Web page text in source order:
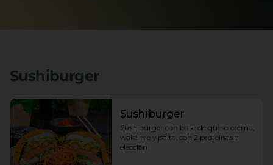
Sushiburger
Sushiburger
Sushiburger con base de queso crema,
wakame y palta, con 2 proteinas a
elección